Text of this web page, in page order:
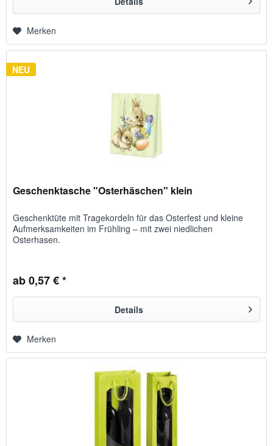
Merken
NEU
Geschenktasche "Osterhäschen" klein
Geschenktüte mit Tragekordeln für das Osterfest und kleine
Auf­merk­samkeiten im Frühling – mit zwei niedlichen
Osterhasen.
ab 0,57 € *
Details
Merken